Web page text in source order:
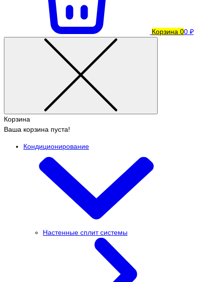
Корзина 00 ₽
Корзина
Ваша корзина пуста!
Кондиционирование
Настенные сплит системы